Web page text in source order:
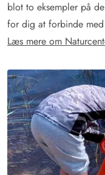
blot to eksempler på
for dig at forbinde
Læs mere om